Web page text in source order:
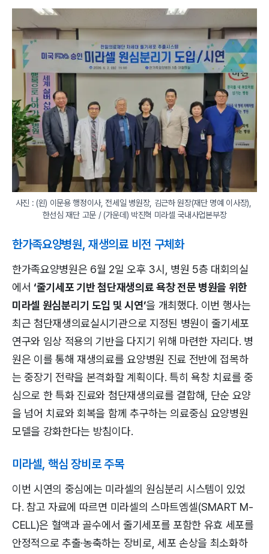
사진 : (왼) 이문용 행정이사, 전세일 병원장, 김근하 원장(재단 명예 이사장),
한선심 재단 고문 / (가운데) 박진혁 미라셀 국내사업본부장
한가족요양병원, 재생의료 비전 구체화
한가족요양병원은 6월 2일 오후 3시, 병원 5층 대회의실
에서 ‘줄기세포 기반 첨단재생의료 욕창 전문 병원을 위한
미라셀 원심분리기 도입 및 시연’을 개최했다. 이번 행사는
최근 첨단재생의료실시기관으로 지정된 병원이 줄기세포
연구와 임상 적용의 기반을 다지기 위해 마련한 자리다. 병
원은 이를 통해 재생의료를 요양병원 진료 전반에 접목하
는 중장기 전략을 본격화할 계획이다. 특히 욕창 치료를 중
심으로 한 특화 진료와 첨단재생의료를 결합해, 단순 요양
을 넘어 치료와 회복을 함께 추구하는 의료중심 요양병원
모델을 강화한다는 방침이다.
미라셀, 핵심 장비로 주목
이번 시연의 중심에는 미라셀의 원심분리 시스템이 있었
다. 참고 자료에 따르면 미라셀의 스마트엠셀(SMART M-
CELL)은 혈액과 골수에서 줄기세포를 포함한 유효 세포를
안정적으로 추출·농축하는 장비로, 세포 손상을 최소화하